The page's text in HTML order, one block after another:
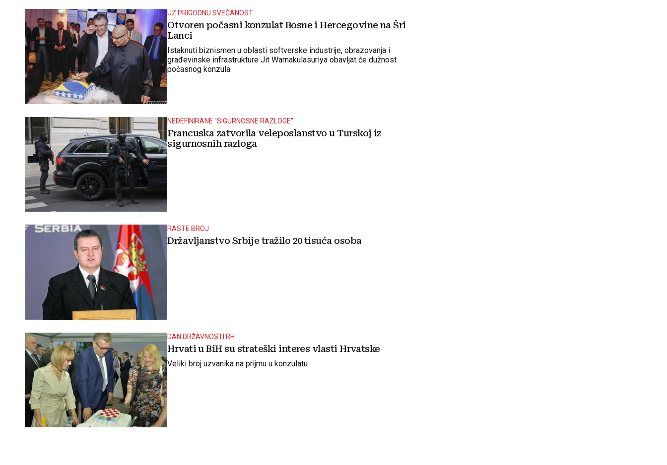
UZ PRIGODNU SVEČANOST
Otvoren počasni konzulat Bosne i Hercegovine na Šri
Lanci
Istaknuti biznismen u oblasti softverske industrije, obrazovanja i
građevinske infrastrukture Jit Warnakulasuriya obavljat će dužnost
počasnog konzula
NEDEFINIRANE "SIGURNOSNE RAZLOGE"
Francuska zatvorila veleposlanstvo u Turskoj iz
sigurnosnih razloga
RASTE BROJ
Državljanstvo Srbije tražilo 20 tisuća osoba
DAN DRŽAVNOSTI RH
Hrvati u BiH su strateški interes vlasti Hrvatske
Veliki broj uzvanika na prijmu u konzulatu